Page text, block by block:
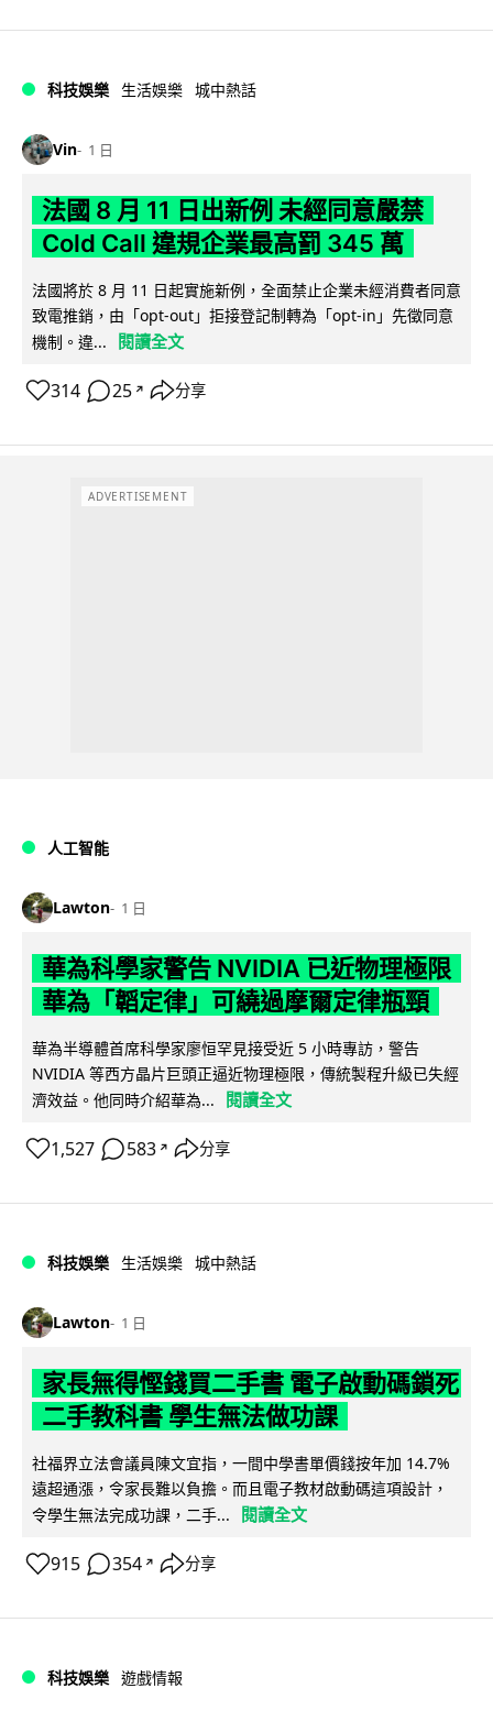
科技娛樂 生活娛樂 城中熱話
Vin 1 日
法國 8 月 11 日出新例 未經同意嚴禁
Cold Call 違規企業最高罰 345 萬
法國將於 8 月 11 日起實施新例，全面禁止企業未經消費者同意
致電推銷，由「opt-out」拒接登記制轉為「opt-in」先徵同意
機制。違...
閱讀全文
314 25 ↗ 分享
ADVERTISEMENT
人工智能
Lawton 1 日
華為科學家警告 NVIDIA 已近物理極限
華為「韜定律」可繞過摩爾定律瓶頸
華為半導體首席科學家廖恒罕見接受近 5 小時專訪，警告
NVIDIA 等西方晶片巨頭正逼近物理極限，傳統製程升級已失經
濟效益。他同時介紹華為...
閱讀全文
1,527 583 ↗ 分享
科技娛樂 生活娛樂 城中熱話
Lawton 1 日
家長無得慳錢買二手書 電子啟動碼鎖死
二手教科書 學生無法做功課
社福界立法會議員陳文宜指，一間中學書單價錢按年加 14.7%
遠超通漲，令家長難以負擔。而且電子教材啟動碼這項設計，
令學生無法完成功課，二手...
閱讀全文
915 354 ↗ 分享
科技娛樂 遊戲情報